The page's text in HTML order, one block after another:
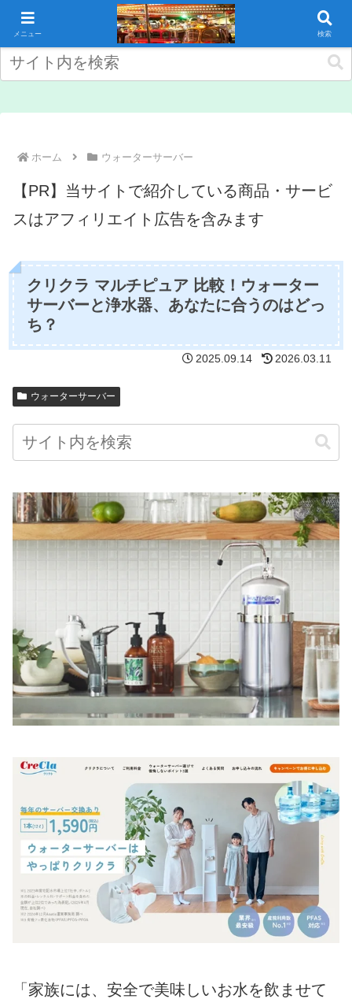
コンテンツへスキップ
ホーム ウォーターサーバー
【PR】当サイトで紹介している商品・サービ
スはアフィリエイト広告を含みます
クリクラ マルチピュア 比較！ウォーター
サーバーと浄水器、あなたに合うのはどっ
ち？
2025.09.14 2026.03.11
ウォーターサーバー
「家族には、安全で美味しいお水を飲ませて
メニュー 検索